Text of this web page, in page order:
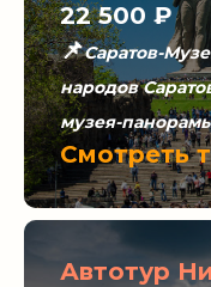
22 500 ₽
📌Саратов-
народов
музея-
Смотреть
Автотур